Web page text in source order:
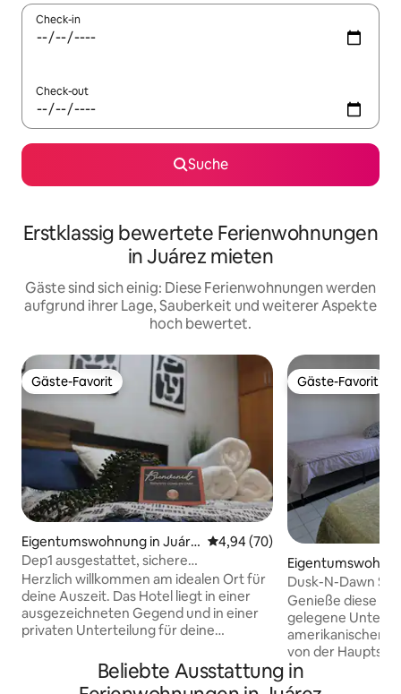
Check-in
Check-out
Suche
Erstklassig bewertete Ferienwohnungen
in Juárez mieten
Gäste sind sich einig: Diese Ferienwohnungen werden
aufgrund ihrer Lage, Sauberkeit und weiterer Aspekte
hoch bewertet.
Gäste-Favorit
Gäste-Favorit
Eigentumswohnung in Juáre
z
Durchschnittliche Bewertung:
4,94 (70)
Dep1 ausgestattet, sichere
Privatwohnung, Konsulatsbereich
Herzlich willkommen am idealen Ort für
deine Auszeit. Das Hotel liegt in einer
ausgezeichneten Gegend und in einer
privaten Unterteilung für deine
Einkaufszentrum „Las Misiones“,
Restaurants, Krankenhaus, Tankstellen
Gäste-Favorit
Gäste-Favorit
d Juárez
Dusk-N-Dawn
Genieße diese
gelegene
amerikanischen
von der
der öffentliche
JuarezBus. 10
Beliebte Ausstattung in